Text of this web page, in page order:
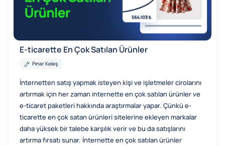
E-ticarette En Çok Satılan Ürünler
Pınar Keleş
İnternetten satış yapmak isteyen kişi ve işletmeler cirolarını
artırmak için her zaman internette en çok satılan ürünler ve
e-ticaret paketleri hakkında araştırmalar yapar. Çünkü e-
ticarette en çok satan ürünleri sitelerine ekleyen markalar
daha yüksek bir talebe karşılık verir ve bu da satışlarını
artırma fırsatı sunar. İnternette en çok satılan ürünler